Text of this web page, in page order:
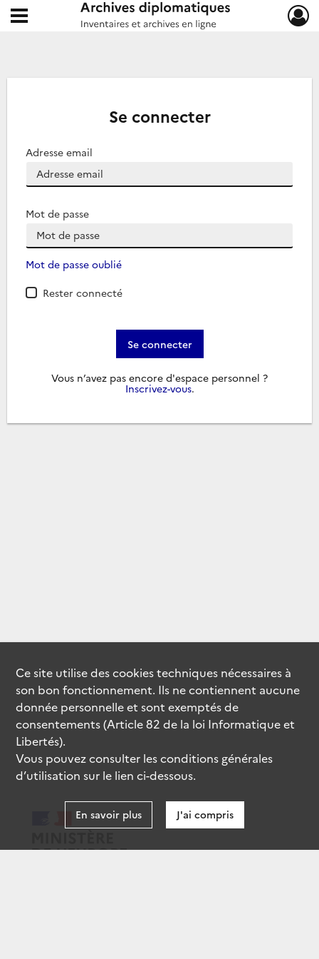
Archives diplomatiques
Ouvrir le menu déroulant
Se connecter
Adresse email
Mot de passe
Mot de passe oublié
Rester connecté
Se connecter
Vous n’avez pas encore d'espace personnel ?
Inscrivez-vous.
Ce site utilise descookiestechniques nécessaires à
son bon fonctionnement. Ils ne contiennent aucune
donnée personnelle et sont exemptés de
consentements (Article 82 de la loi Informatique et
Libertés).
Vous pouvez consulter les conditions générales
d’utilisation sur le lien ci-dessous.
En savoir plus J'ai compris